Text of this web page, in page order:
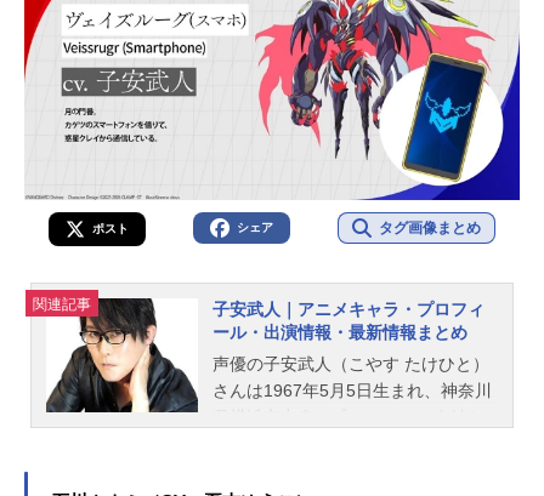
ポスト シェア タグ画像まとめ
関連記事
子安武人｜アニメキャラ・プロフィ
ール・出演情報・最新情報まとめ
声優の子安武人（こやす たけひと）
さんは1967年5月5日生まれ、神奈川